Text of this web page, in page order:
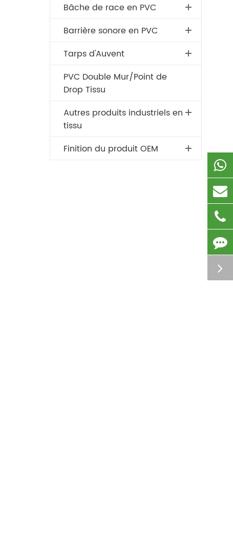
Bâche de race en PVC
Barrière sonore en PVC
Tarps d'Auvent
PVC Double Mur/Point de
Drop Tissu
Autres produits industriels en
tissu
Finition du produit OEM